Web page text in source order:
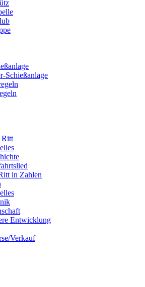
Schießanlage
Ritt
in Zahlen
Entwicklung
Verkauf